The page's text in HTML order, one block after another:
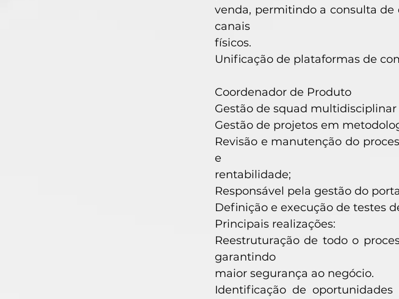
venda, permitindo a consulta
canais
físicos.
Unificação de plataformas de
Coordenador de Produto
Gestão de squad multidisciplinar
Gestão de projetos em
Revisão e manutenção do
e
rentabilidade;
Responsável pela gestão do
Definição e execução de testes
Principais realizações:
Reestruturação de todo o
garantindo
maior segurança ao negócio.
Identificação de